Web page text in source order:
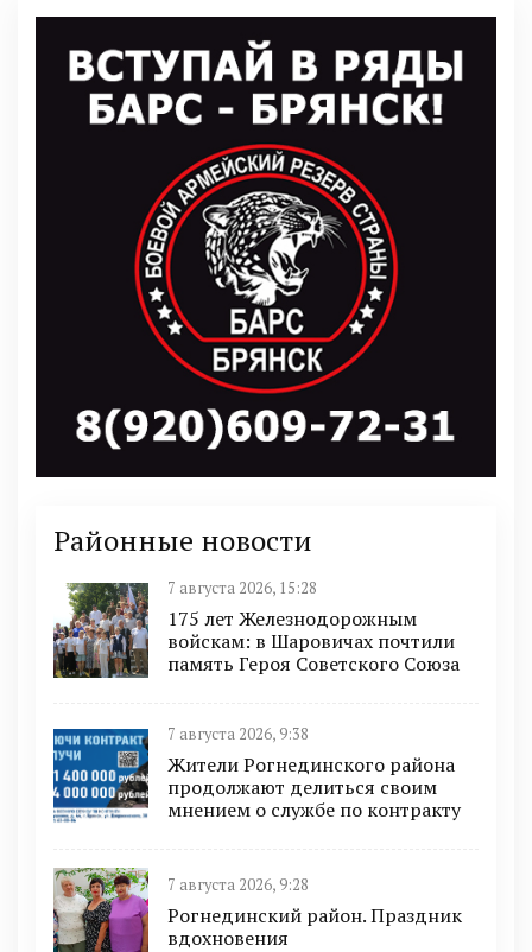
Районные новости
7 августа 2026, 15:28
175 лет Железнодорожным
войскам: в Шаровичах почтили
память Героя Советского Союза
7 августа 2026, 9:38
Жители Рогнединского района
продолжают делиться своим
мнением о службе по контракту
7 августа 2026, 9:28
Рогнединский район. Праздник
вдохновения